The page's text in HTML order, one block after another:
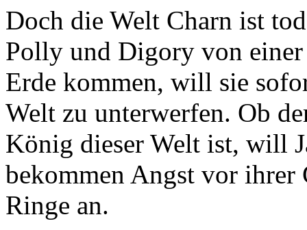
Doch die Welt Charn ist
Polly und Digory von
Erde kommen, will sie
Welt zu unterwerfen. Ob
König dieser Welt ist, will
bekommen Angst vor ihrer
Ringe an.